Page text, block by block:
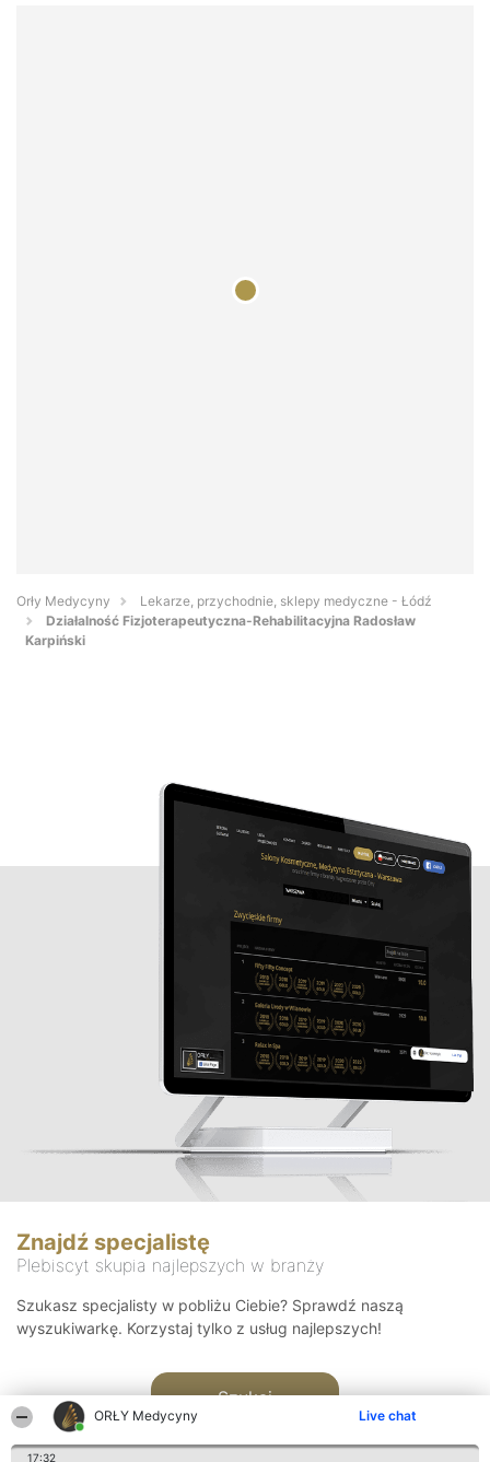
ORŁY Medycyny Live chat
17:32
Orły Medycyny
Lekarze, przychodnie, sklepy medyczne - Łódź
Działalność Fizjoterapeutyczna-Rehabilitacyjna Radosław
Karpiński
Znajdź specjalistę
Plebiscyt skupia najlepszych w branży
Szukasz specjalisty w pobliżu Ciebie? Sprawdź naszą
wyszukiwarkę. Korzystaj tylko z usług najlepszych!
Szukaj